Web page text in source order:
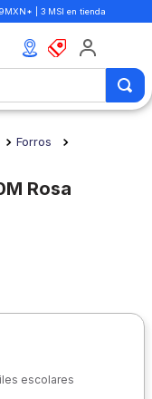
| 3 MSI en tienda
Forros
Rosa
escolares